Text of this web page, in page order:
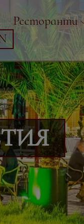
Ресторанти